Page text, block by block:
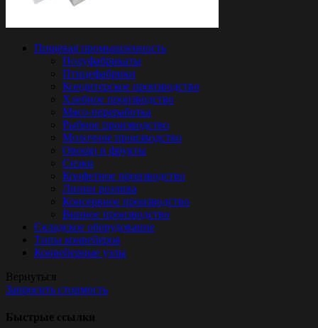
Пищевая промышленность
Полуфабрикаты
Птицефабрики
Кондитерское производство
Хлебное производство
Мясо-переработка
Рыбное производство
Молочное производство
Овощи и фрукты
Снэки
Конфетное производство
Линии розлива
Консервное производство
Винное производство
Складское оборудование
Типы конвейеров
Конвейерные узлы
Вернуться
Запросить стоимость
Быстрые ссылки